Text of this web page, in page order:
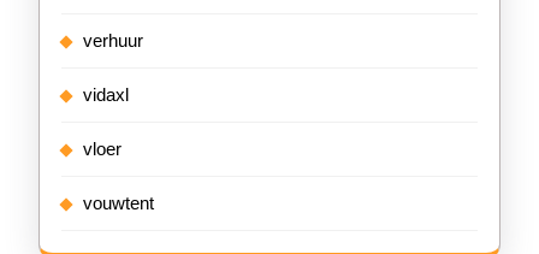
verhuur
vidaxl
vloer
vouwtent